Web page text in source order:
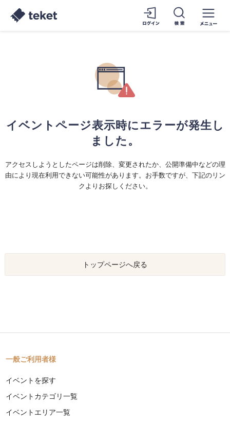
イベントページ表示時にエラーが発生し
ました。
アクセスしようとしたページは削除、変更されたか、公開準備中などの理
由により現在利用できない可能性があります。お手数ですが、下記のリン
クよりお探しください。
トップページへ戻る
一般ご利用者様
イベントを探す
イベントカテゴリ一覧
イベントエリア一覧